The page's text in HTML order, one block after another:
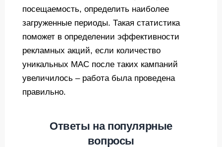
посещаемость, определить наиболее
загруженные периоды. Такая статистика
поможет в определении эффективности
рекламных акций, если количество
уникальных MAC после таких кампаний
увеличилось – работа была проведена
правильно.
Ответы на популярные
вопросы